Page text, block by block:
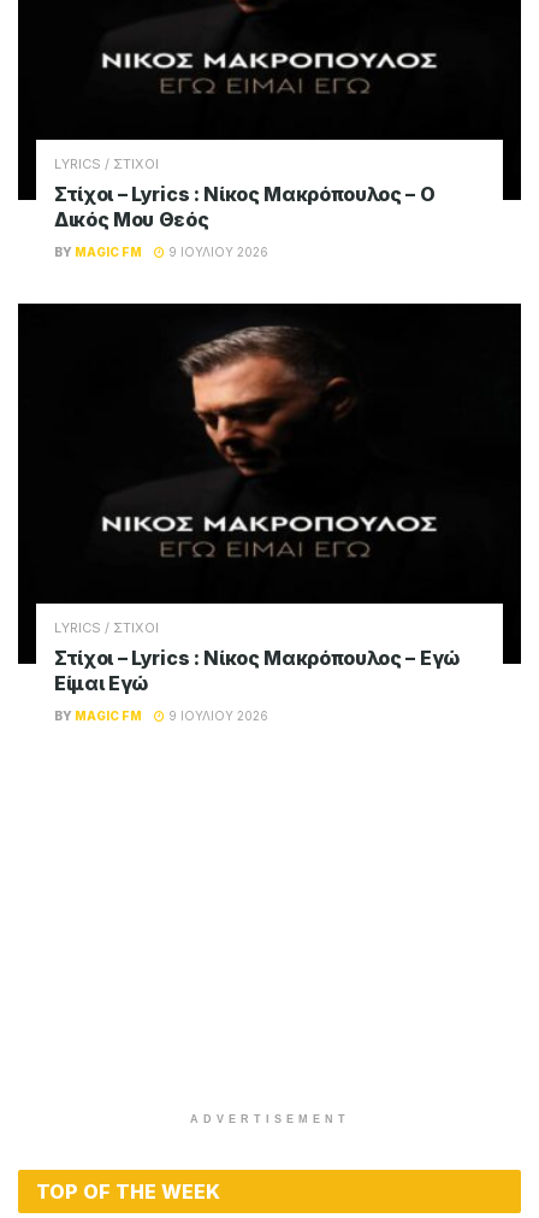
LYRICS / ΣΤΙΧΟΙ
Στίχοι – Lyrics : Νίκος Μακρόπουλος – Ο
Δικός Μου Θεός
BY MAGIC FM 9 ΙΟΥΛΊΟΥ 2026
LYRICS / ΣΤΙΧΟΙ
Στίχοι – Lyrics : Νίκος Μακρόπουλος – Εγώ
Είμαι Εγώ
BY MAGIC FM 9 ΙΟΥΛΊΟΥ 2026
ADVERTISEMENT
TOP OF THE WEEK